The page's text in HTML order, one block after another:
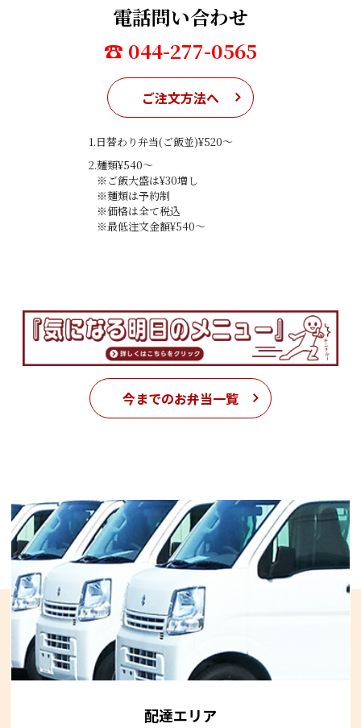
電話問い合わせ
☎ 044-277-0565
ご注文方法へ
1.日替わり弁当(ご飯並)¥520〜
2.麺類¥540〜
※ご飯大盛は¥30増し
※麺類は予約制
※価格は全て税込
※最低注文金額¥540〜
今までのお弁当一覧
配達エリア